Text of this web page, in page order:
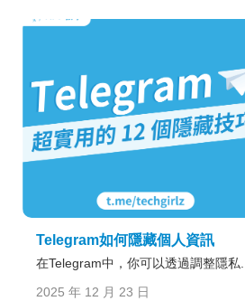
Telegram如何隱藏個人資訊
在Telegram中，你可以透過調整隱私...
2025 年 12 月 23 日